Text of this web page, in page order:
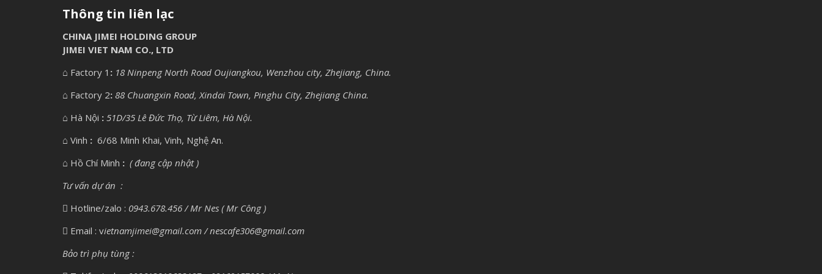
Thông tin liên lạc
CHINA JIMEI HOLDING GROUP
JIMEI VIET NAM CO., LTD
⌂ Factory 1 : 18 Ninpeng North Road Oujiangkou, Wenzhou city, Zhejiang, China.
⌂ Factory 2: 88 Chuangxin Road, Xindai Town, Pinghu City, Zhejiang China.
⌂ Hà Nội : 51D/35 Lê Đức Thọ, Từ Liêm, Hà Nội.
⌂ Vinh : 6/68 Minh Khai, Vinh, Nghệ An.
⌂ Hồ Chí Minh : ( đang cập nhật )
Tư vấn dự án :
Hotline/zalo : 0943.678.456 / Mr Nes ( Mr Công )
Email : vietnamjimei@gmail.com / nescafe306@gmail.com
Bảo trì phụ tùng :